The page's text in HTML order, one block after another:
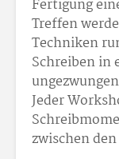
Fertigung
Treffen
Techniken
Schreiben in
Jeder
zwischen